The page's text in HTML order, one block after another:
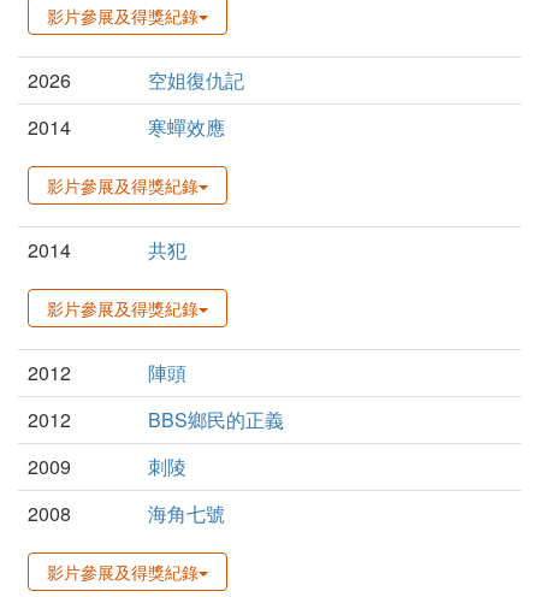
影片參展及得獎紀錄
2026
空姐復仇記
2014
寒蟬效應
影片參展及得獎紀錄
2014 共犯
影片參展及得獎紀錄
2012
陣頭
2012
BBS鄉民的正義
2009
刺陵
2008
海角七號
影片參展及得獎紀錄